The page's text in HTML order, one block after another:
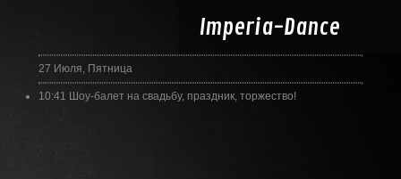
Imperia-Dance
27 Июля, Пятница
10:41 Шоу-балет на свадьбу, праздник, торжество!